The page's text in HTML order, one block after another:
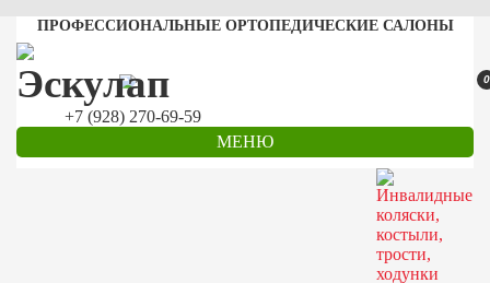
ПРОФЕССИОНАЛЬНЫЕ ОРТОПЕДИЧЕСКИЕ САЛОНЫ
+7 (928) 270-69-59
0
МЕНЮ